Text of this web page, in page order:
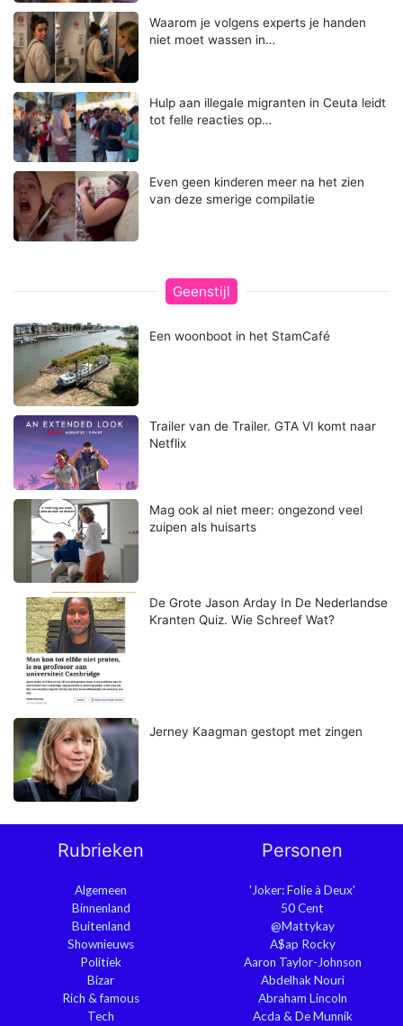
Waarom je volgens experts je handen
niet moet wassen in…
Hulp aan illegale migranten in Ceuta leidt
tot felle reacties op…
Even geen kinderen meer na het zien
van deze smerige compilatie
Geenstijl
Een woonboot in het StamCafé
Trailer van de Trailer. GTA VI komt naar
Netflix
Mag ook al niet meer: ongezond veel
zuipen als huisarts
De Grote Jason Arday In De Nederlandse
Kranten Quiz. Wie Schreef Wat?
Jerney Kaagman gestopt met zingen
Rubrieken
Algemeen
Binnenland
Buitenland
Shownieuws
Politiek
Bizar
Rich & famous
Tech
Personen
'Joker: Folie à Deux'
50 Cent
@Mattykay
A$ap Rocky
Aaron Taylor-Johnson
Abdelhak Nouri
Abraham Lincoln
Acda & De Munnik